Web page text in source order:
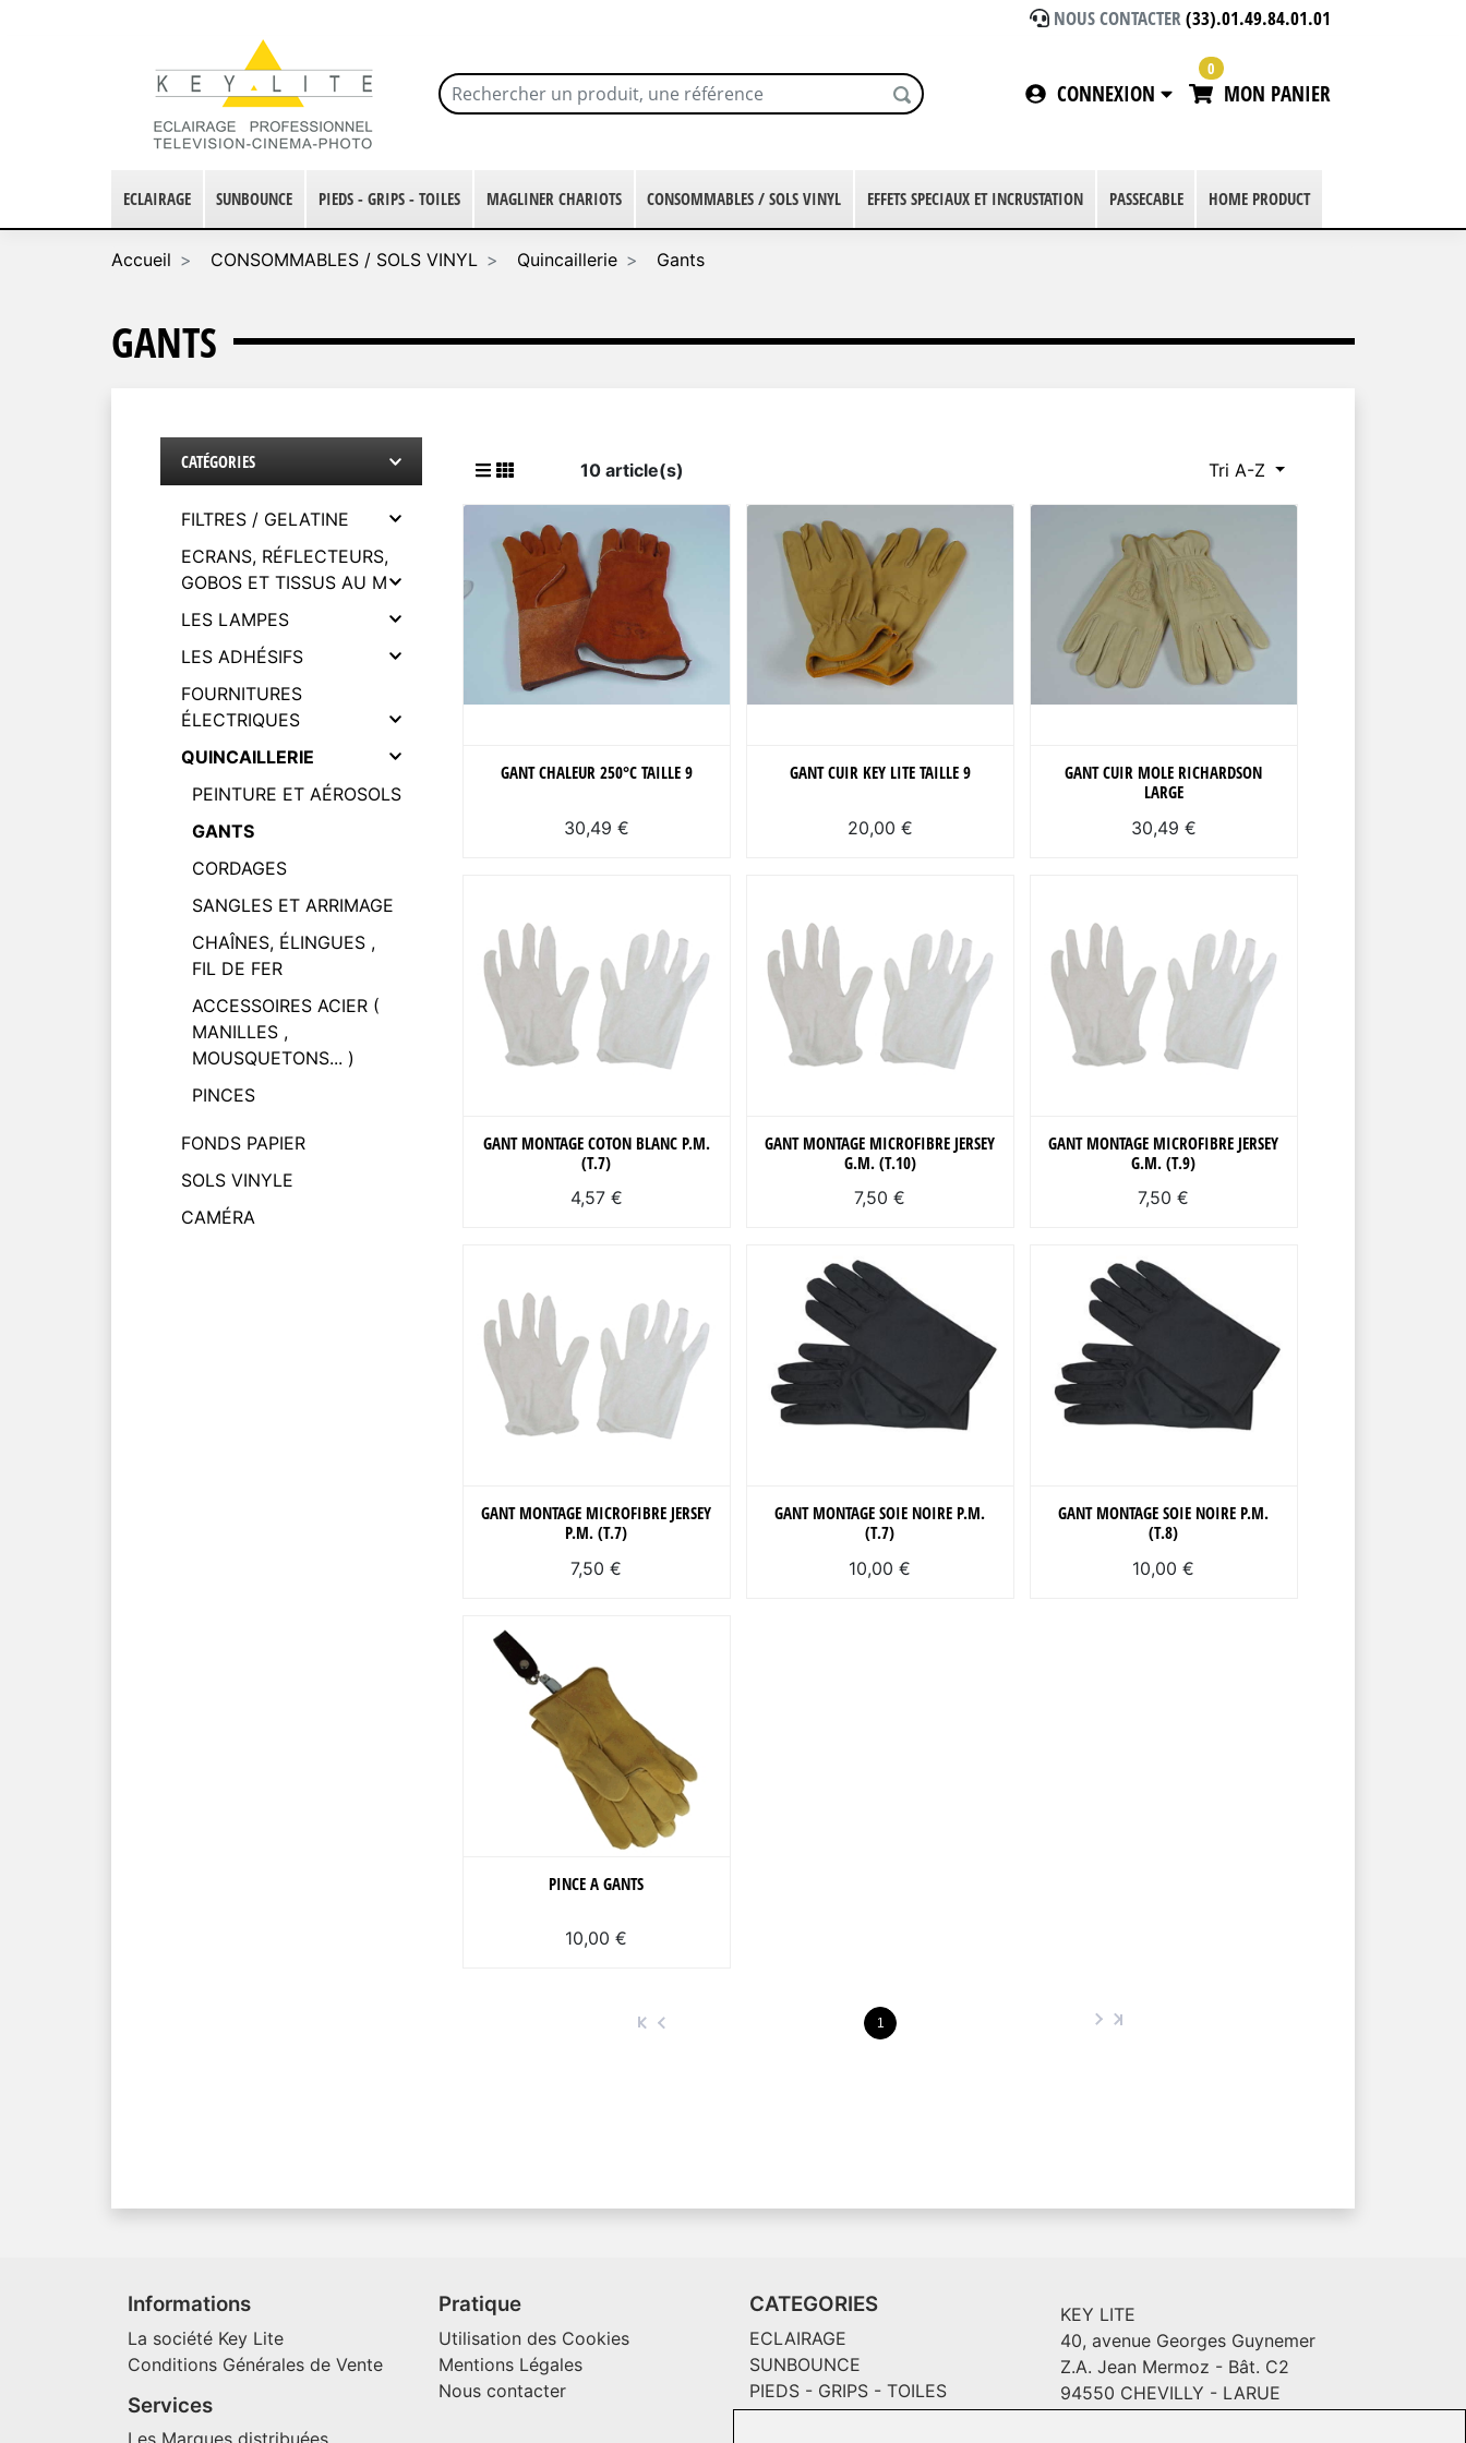
NOUS CONTACTER(33).01.49.84.01.01
CONNEXION
0
MON PANIER
ECLAIRAGE SUNBOUNCE PIEDS - GRIPS - TOILES MAGLINER CHARIOTS CONSOMMABLES / SOLS VINYL EFFETS SPECIAUX ET INCRUSTATION PASSECABLE HOME PRODUCT
Accueil CONSOMMABLES / SOLS VINYL Quincaillerie Gants
GANTS
CATÉGORIES
FILTRES / GELATINE
ECRANS, RÉFLECTEURS,
GOBOS ET TISSUS AU M
LES LAMPES
LES ADHÉSIFS
FOURNITURES
ÉLECTRIQUES
QUINCAILLERIE
PEINTURE ET AÉROSOLS
GANTS
CORDAGES
SANGLES ET ARRIMAGE
CHAÎNES, ÉLINGUES ,
FIL DE FER
ACCESSOIRES ACIER (
MANILLES ,
MOUSQUETONS... )
PINCES
FONDS PAPIER
SOLS VINYLE
CAMÉRA
10 article(s) Tri A-Z
GANT CHALEUR 250°C TAILLE 9
30,49 €
GANT CUIR KEY LITE TAILLE 9
20,00 €
GANT CUIR MOLE RICHARDSON
LARGE
30,49 €
GANT MONTAGE COTON BLANC P.M.
(T.7)
4,57 €
GANT MONTAGE MICROFIBRE JERSEY
G.M. (T.10)
7,50 €
GANT MONTAGE MICROFIBRE JERSEY
G.M. (T.9)
7,50 €
GANT MONTAGE MICROFIBRE JERSEY
P.M. (T.7)
7,50 €
GANT MONTAGE SOIE NOIRE P.M.
(T.7)
10,00 €
GANT MONTAGE SOIE NOIRE P.M.
(T.8)
10,00 €
PINCE A GANTS
10,00 €
1
Informations
La société Key Lite
Conditions Générales de Vente
Services
Les Marques distribuées
Pratique
Utilisation des Cookies
Mentions Légales
Nous contacter
CATEGORIES
ECLAIRAGE
SUNBOUNCE
PIEDS - GRIPS - TOILES
MAGLINER CHARIOTS
KEY LITE
40, avenue Georges Guynemer
Z.A. Jean Mermoz - Bât. C2
94550 CHEVILLY - LARUE